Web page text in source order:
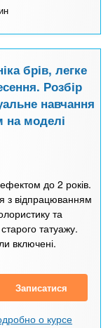
брів, легке
Розбір
навчання
на моделі
до 2 років.
з відпрацюванням
та
татуажу.
включені.
Записатися
о курсе